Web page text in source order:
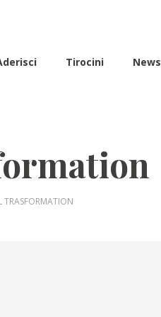
Tirocini News
TRASFORMATION